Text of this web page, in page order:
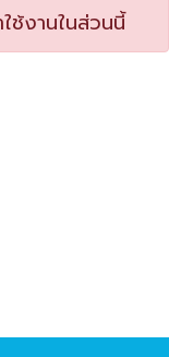
ช้งานในส่วนนี้